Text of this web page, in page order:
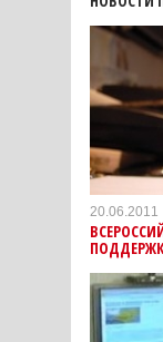
20.06.2011